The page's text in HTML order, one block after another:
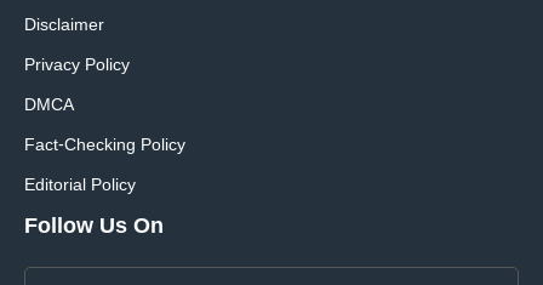
Disclaimer
Privacy Policy
DMCA
Fact-Checking Policy
Editorial Policy
Follow Us On